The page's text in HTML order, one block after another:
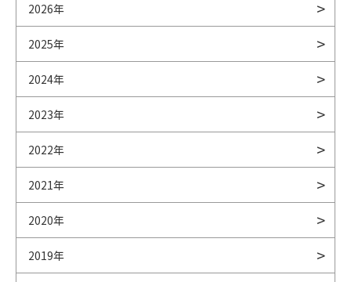
2026年
2025年
2024年
2023年
2022年
2021年
2020年
2019年